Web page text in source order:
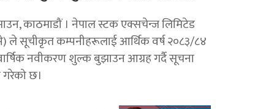
काठमाडौं । नेपाल स्टक एक्सचेन्ज लिमिटेड
ले सूचीकृत कम्पनीहरूलाई आर्थिक वर्ष २०८३/८४
नवीकरण शुल्क बुझाउन आग्रह गर्दै सूचना
गरेको छ।